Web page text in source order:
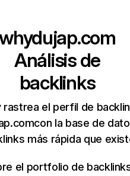
Análisis de
backlinks
rastrea el perfil de
la base de
más rápida que
el portfolio de